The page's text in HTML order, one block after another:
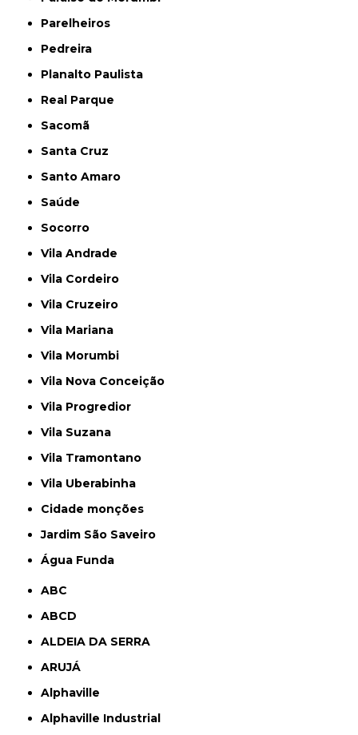
Parelheiros
Pedreira
Planalto Paulista
Real Parque
Sacomã
Santa Cruz
Santo Amaro
Saúde
Socorro
Vila Andrade
Vila Cordeiro
Vila Cruzeiro
Vila Mariana
Vila Morumbi
Vila Nova Conceição
Vila Progredior
Vila Suzana
Vila Tramontano
Vila Uberabinha
cidade monções
jardim São Saveiro
Água Funda
ABC
ABCD
ALDEIA DA SERRA
ARUJÁ
Alphaville
Alphaville Industrial